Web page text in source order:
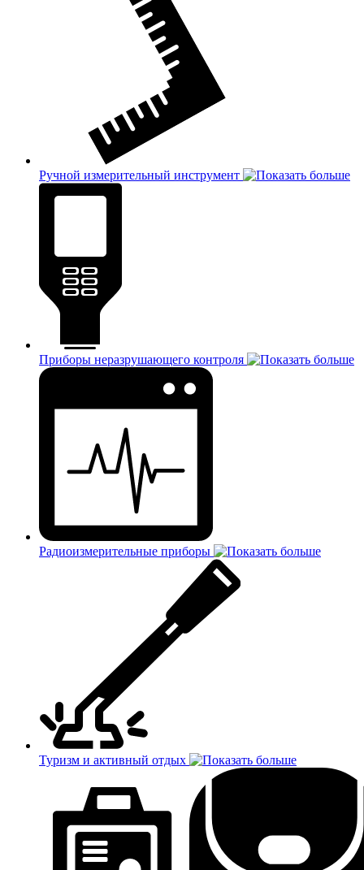
Ручной измерительный инструмент
Приборы неразрушающего контроля
Радиоизмерительные приборы
Туризм и активный отдых